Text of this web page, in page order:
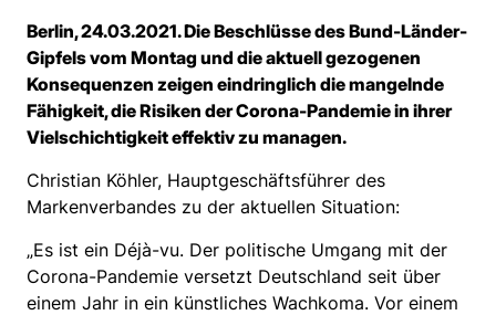
Berlin, 24.03.2021. Die Beschlüsse des Bund-Länder-
Gipfels vom Montag und die aktuell gezogenen
Konsequenzen zeigen eindringlich die mangelnde
Fähigkeit, die Risiken der Corona-Pandemie in ihrer
Vielschichtigkeit effektiv zu managen.
Christian Köhler, Hauptgeschäftsführer des
Markenverbandes zu der aktuellen Situation:
„Es ist ein Déjà-vu. Der politische Umgang mit der
Corona-Pandemie versetzt Deutschland seit über
einem Jahr in ein künstliches Wachkoma. Vor einem